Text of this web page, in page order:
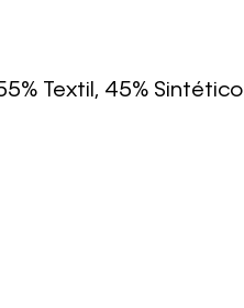
Textil, 45% Sintético